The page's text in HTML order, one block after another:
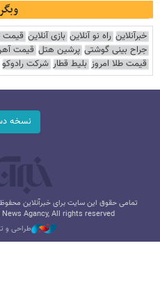
خبرآنلاین راه نو آنلاین بازی آنلاین قیمت
جراح بینی گوشتی پرشین هتل قیمت آهن
قیمت طلا امروز بلیط قطار شرکت رادوکو
نسخه
تمامی حقوق این سایت برای خبرآنلاین
Agancy, All rights reserved
طراحی و